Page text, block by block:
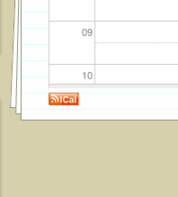
09
10
11